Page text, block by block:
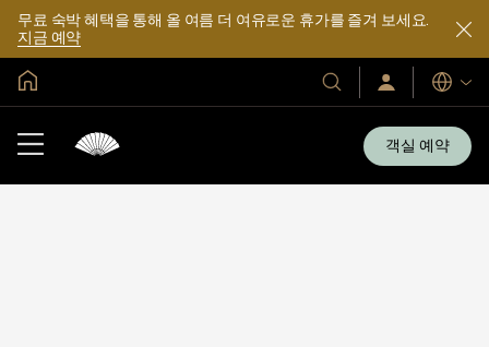
무료 숙박 혜택을 통해 올 여름 더 여유로운 휴가를 즐겨 보세요.
지금 예약
호
텔
로
그
지
금
언
어
객실 예약